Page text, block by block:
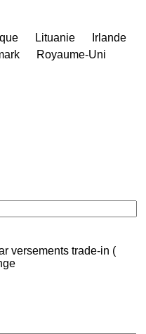
Lituanie
Irlande
Royaume-Uni
versements trade-in (